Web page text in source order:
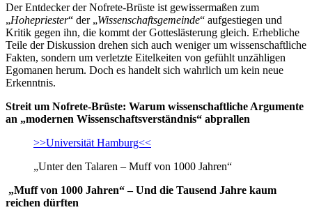
Der Entdecker der Nofrete-Brüste ist gewissermaßen zum
„Hohepriester“ der „Wissenschaftsgemeinde“ aufgestiegen und
Kritik gegen ihn, die kommt der Gotteslästerung gleich. Erhebliche
Teile der Diskussion drehen sich auch weniger um wissenschaftliche
Fakten, sondern um verletzte Eitelkeiten von gefühlt unzähligen
Egomanen herum. Doch es handelt sich wahrlich um kein neue
Erkenntnis.
Streit um Nofrete-Brüste: Warum wissenschaftliche Argumente
an „modernen Wissenschaftsverständnis“ abprallen
>>Universität Hamburg<<
„Unter den Talaren – Muff von 1000 Jahren“
„Muff von 1000 Jahren“ – Und die Tausend Jahre kaum
reichen dürften